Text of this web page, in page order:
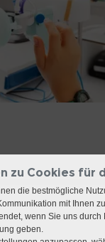
zu Cookies für
die bestmögliche
mit Ihnen
wenn Sie uns durch
geben.